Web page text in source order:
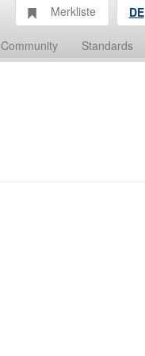
Community Standards
Merkliste DE